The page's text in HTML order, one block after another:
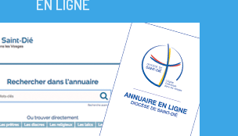
EN LIGNE